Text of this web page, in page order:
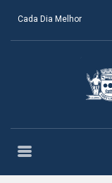
Cada Dia Melhor